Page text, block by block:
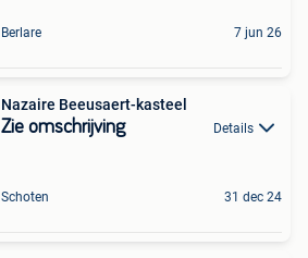
Berlare 7 jun 26
Nazaire Beeusaert-kasteel
Zie omschrijving Details
Schoten 31 dec 24